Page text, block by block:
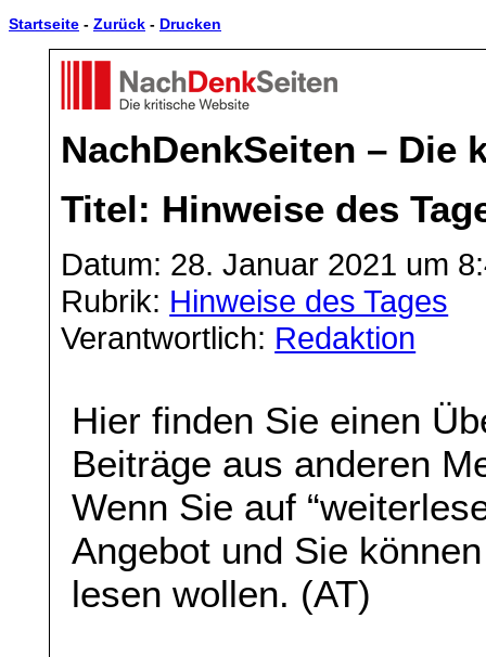
Startseite - Zurück - Drucken
NachDenkSeiten – Die
Titel: Hinweise des
Datum: 28. Januar 2021 um
Rubrik: Hinweise des Tages
Verantwortlich: Redaktion
Hier finden Sie einen
Beiträge aus anderen
Wenn Sie auf
Angebot und Sie
lesen wollen. (AT)